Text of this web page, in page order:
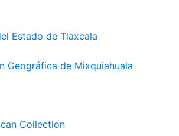
Estado de Tlaxcala
Geográfica de Mixquiahuala
Collection